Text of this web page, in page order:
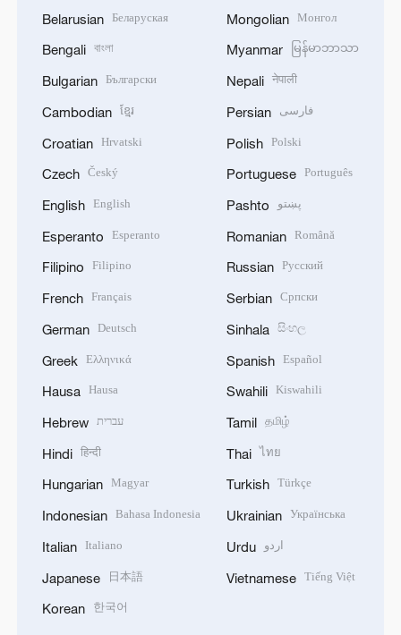
Belarusian Беларуская
Bengali বাংলা
Bulgarian Български
Cambodian ខ្មែរ
Croatian Hrvatski
Czech Český
English English
Esperanto Esperanto
Filipino Filipino
French Français
German Deutsch
Greek Ελληνικά
Hausa Hausa
Hebrew עברית
Hindi हिन्दी
Hungarian Magyar
Indonesian Bahasa Indonesia
Italian Italiano
Japanese 日本語
Korean 한국어
Mongolian Монгол
Myanmar မြန်မာဘာသာ
Nepali नेपाली
Persian فارسی
Polish Polski
Portuguese Português
Pashto پښتو
Romanian Română
Russian Русский
Serbian Српски
Sinhala සිංහල
Spanish Español
Swahili Kiswahili
Tamil தமிழ்
Thai ไทย
Turkish Türkçe
Ukrainian Українська
Urdu اردو
Vietnamese Tiếng Việt